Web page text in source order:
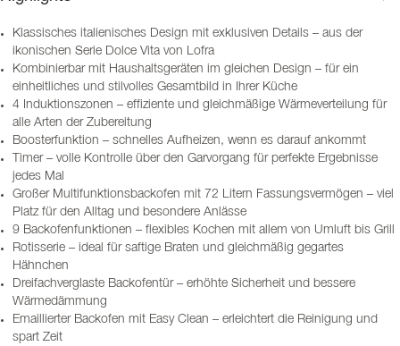
Klassisches italienisches Design mit exklusiven Details – aus der
ikonischen Serie Dolce Vita von Lofra
Kombinierbar mit Haushaltsgeräten im gleichen Design – für ein
einheitliches und stilvolles Gesamtbild in Ihrer Küche
4 Induktionszonen – effiziente und gleichmäßige Wärmeverteilung für
alle Arten der Zubereitung
Boosterfunktion – schnelles Aufheizen, wenn es darauf ankommt
Timer – volle Kontrolle über den Garvorgang für perfekte Ergebnisse
jedes Mal
Großer Multifunktionsbackofen mit 72 Litern Fassungsvermögen – viel
Platz für den Alltag und besondere Anlässe
9 Backofenfunktionen – flexibles Kochen mit allem von Umluft bis Grill
Rotisserie – ideal für saftige Braten und gleichmäßig gegartes
Hähnchen
Dreifachverglaste Backofentür – erhöhte Sicherheit und bessere
Wärmedämmung
Emaillierter Backofen mit Easy Clean – erleichtert die Reinigung und
spart Zeit